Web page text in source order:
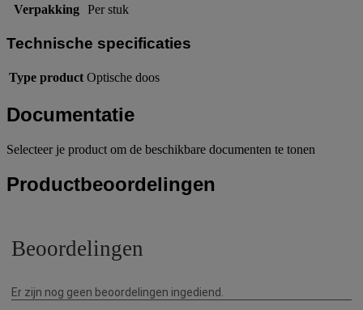
Verpakking Per stuk
Technische specificaties
Type product Optische doos
Documentatie
Selecteer je product om de beschikbare documenten te tonen
Productbeoordelingen